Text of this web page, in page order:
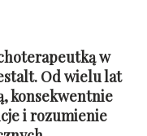
w
Od wielu lat
konsekwentnie
i rozumienie